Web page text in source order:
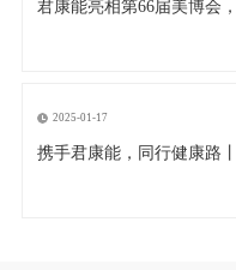
2025-01-17
携手君康能，同行健康路